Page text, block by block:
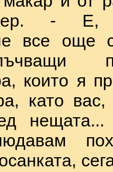
- Е,
все още
които я
като